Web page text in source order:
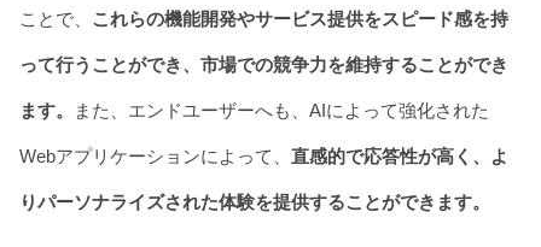
ことで、 これらの機能開発やサービス提供をスピード感を持
って行うことができ、市場での競争力を維持することができ
ます。 また、エンドユーザーへも、AIによって強化された
Webアプリケーションによって、 直感的で応答性が高く、よ
りパーソナライズされた体験を提供することができます。